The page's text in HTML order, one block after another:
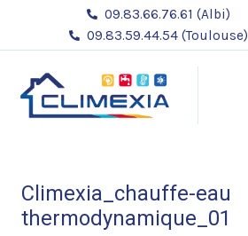
contenu
09.83.66.76.61 (Albi)
09.83.59.44.54 (Toulouse)
Climexia_chauffe-eau
thermodynamique_01